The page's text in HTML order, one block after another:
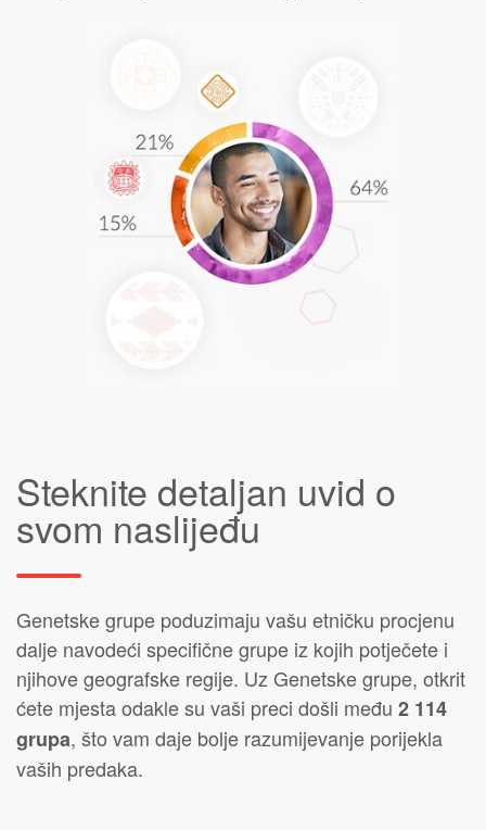
Steknite detaljan uvid o
svom naslijeđu
Genetske grupe poduzimaju vašu etničku procjenu
dalje navodeći specifične grupe iz kojih potječete i
njihove geografske regije. Uz Genetske grupe, otkrit
ćete mjesta odakle su vaši preci došli među 2 114
grupa, što vam daje bolje razumijevanje porijekla
vaših predaka.